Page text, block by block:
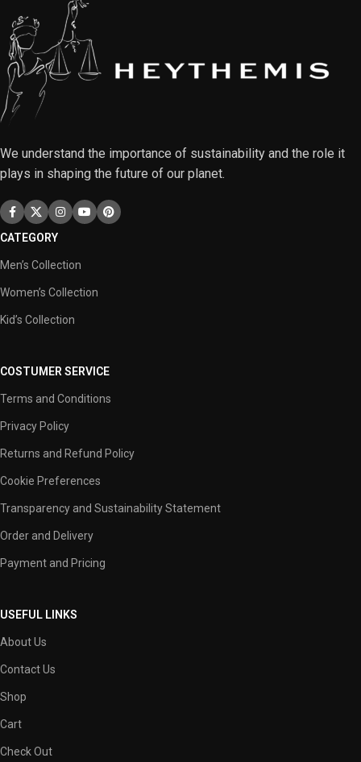
We understand the importance of sustainability and the role it
plays in shaping the future of our planet.
CATEGORY
Men’s Collection
Women’s Collection
Kid’s Collection
COSTUMER SERVICE
Terms and Conditions
Privacy Policy
Returns and Refund Policy
Cookie Preferences
Transparency and Sustainability Statement
Order and Delivery
Payment and Pricing
USEFUL LINKS
About Us
Contact Us
Shop
Cart
Check Out